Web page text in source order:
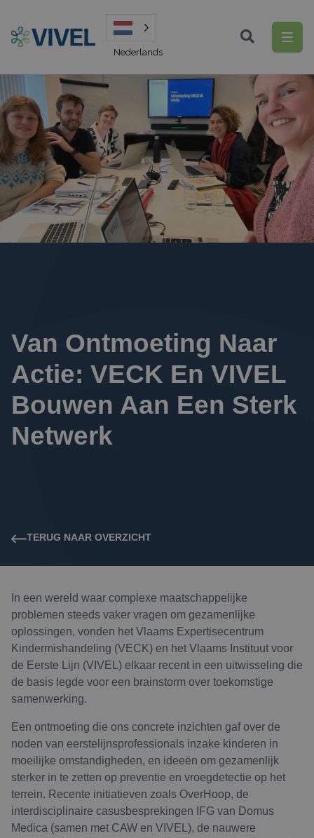
Nederlands
Van Ontmoeting Naar
Actie: VECK En VIVEL
Bouwen Aan Een Sterk
Netwerk
TERUG NAAR OVERZICHT
In een wereld waar complexe maatschappelijke
problemen steeds vaker vragen om gezamenlijke
oplossingen, vonden het Vlaams Expertisecentrum
Kindermishandeling (VECK) en het Vlaams Instituut voor
de Eerste Lijn (VIVEL) elkaar recent in een uitwisseling die
de basis legde voor een brainstorm over toekomstige
samenwerking.
Een ontmoeting die ons concrete inzichten gaf over de
noden van eerstelijnsprofessionals inzake kinderen in
moeilijke omstandigheden, en ideeën om gezamenlijk
sterker in te zetten op preventie en vroegdetectie op het
terrein. Recente initiatieven zoals OverHoop, de
interdisciplinaire casusbesprekingen IFG van Domus
Medica (samen met CAW en VIVEL), de nauwere